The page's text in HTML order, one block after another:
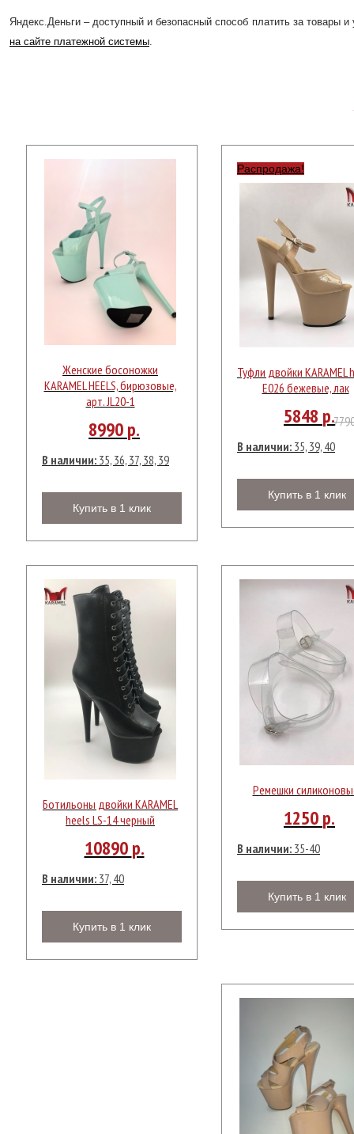
Яндекс.Деньги – доступный и безопасный способ платить за товары
на сайте платежной системы.
Женские босоножки
KARAMEL HEELS, бирюзовые,
арт. JL20-1
8990р.
В наличии: 35, 36, 37, 38, 39
Купить в 1 клик
Распродажа!
Туфли двойки KARAMEL
Е026 бежевые, лак
5848 р.
В наличии: 35, 39, 40
Купить в 1 клик
Ботильоны двойки KARAMEL
heels LS-14 черный
10890р.
В наличии: 37, 40
Купить в 1 клик
Ремешки
1250р.
В наличии: 35-40
Купить в 1 клик